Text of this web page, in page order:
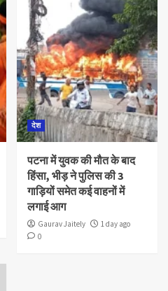
देश
पटना में युवक की मौत के बाद
हिंसा, भीड़ ने पुलिस की 3
गाड़ियों समेत कई वाहनों में
लगाई आग
Gaurav Jaitely
1 day ago
0